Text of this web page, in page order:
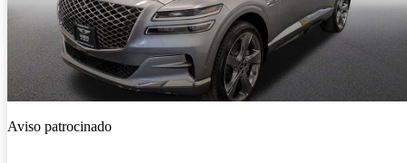
Aviso patrocinado